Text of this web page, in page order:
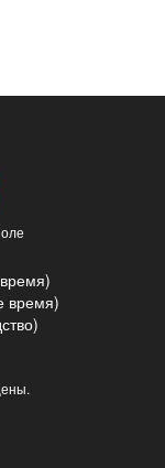
время)